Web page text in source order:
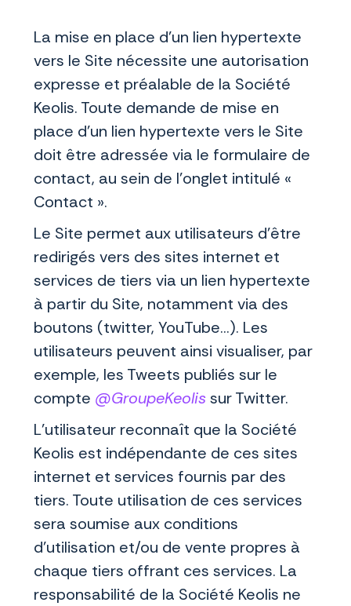
La mise en place d'un lien hypertexte
vers le Site nécessite une autorisation
expresse et préalable de la Société
Keolis. Toute demande de mise en
place d’un lien hypertexte vers le Site
doit être adressée via le formulaire de
contact, au sein de l’onglet intitulé «
Contact ».
Le Site permet aux utilisateurs d’être
redirigés vers des sites internet et
services de tiers via un lien hypertexte
à partir du Site, notamment via des
boutons (twitter, YouTube…). Les
utilisateurs peuvent ainsi visualiser, par
exemple, les Tweets publiés sur le
compte @GroupeKeolis sur Twitter.
L’utilisateur reconnaît que la Société
Keolis est indépendante de ces sites
internet et services fournis par des
tiers. Toute utilisation de ces services
sera soumise aux conditions
d’utilisation et/ou de vente propres à
chaque tiers offrant ces services. La
responsabilité de la Société Keolis ne